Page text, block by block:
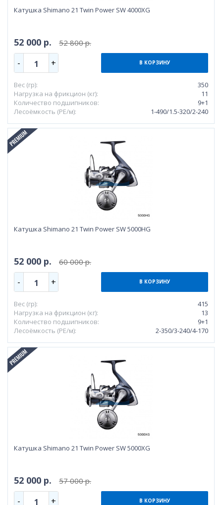
Катушка Shimano 21 Twin Power SW 4000XG
52 000 р. 52 800 р.
- 1 + В КОРЗИНУ
Вес (гр):
350
Нагрузка на фрикцион (кг):
11
Количество подшипников:
9+1
Лесоёмкость (РЕ/м):
1-490/1.5-320/2-240
Катушка Shimano 21 Twin Power SW 5000HG
52 000 р. 60 000 р.
- 1 + В КОРЗИНУ
Вес (гр):
415
Нагрузка на фрикцион (кг):
13
Количество подшипников:
9+1
Лесоёмкость (РЕ/м):
2-350/3-240/4-170
Катушка Shimano 21 Twin Power SW 5000XG
52 000 р. 57 000 р.
- 1 + В КОРЗИНУ